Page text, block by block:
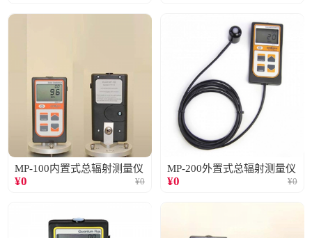
MP-100内置式总辐射测量仪
¥0 ¥0
MP-200外置式总辐射测量仪
¥0 ¥0